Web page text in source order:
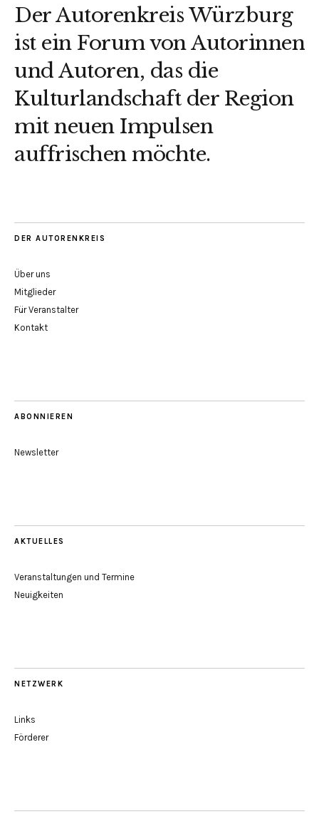
Der Autorenkreis Würzburg
ist ein Forum von Autorinnen
und Autoren, das die
Kulturlandschaft der Region
mit neuen Impulsen
auffrischen möchte.
DER AUTORENKREIS
Über uns
Mitglieder
Für Veranstalter
Kontakt
ABONNIEREN
Newsletter
AKTUELLES
Veranstaltungen und Termine
Neuigkeiten
NETZWERK
Links
Förderer